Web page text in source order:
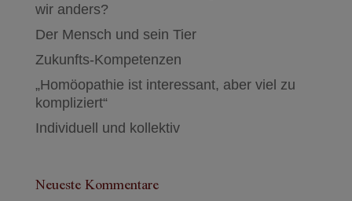
wir anders?
Der Mensch und sein Tier
Zukunfts-Kompetenzen
„Homöopathie ist interessant, aber viel zu
kompliziert“
Individuell und kollektiv
Neueste Kommentare